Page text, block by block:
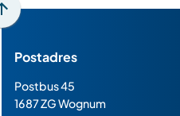
Scroll
boven
het
Postadres
Postbus 45
1687 ZG Wognum